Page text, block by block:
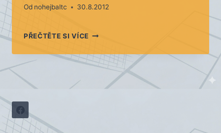
Od nohejbaltc 30.8.2012
PŘEČTĚTE SI VÍCETACHOV
VÝSLEDKY
A